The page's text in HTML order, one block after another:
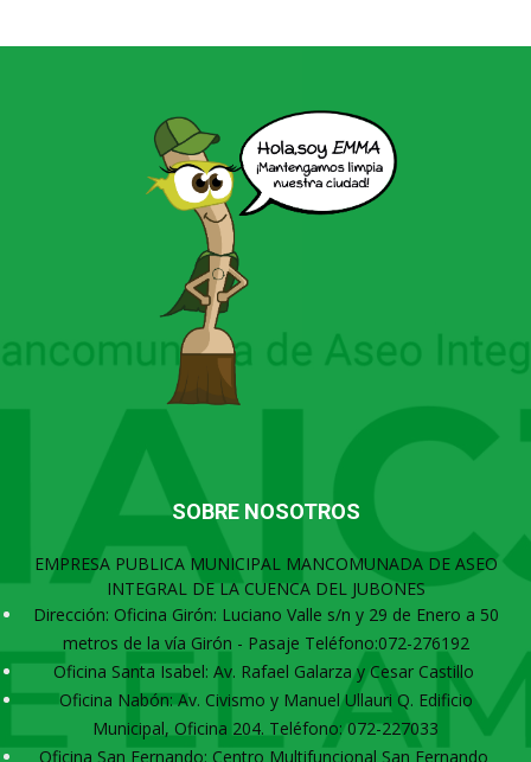
SOBRE NOSOTROS
EMPRESA PUBLICA MUNICIPAL MANCOMUNADA DE ASEO
INTEGRAL DE LA CUENCA DEL JUBONES
Dirección: Oficina Girón: Luciano Valle s/n y 29 de Enero a 50
metros de la vía Girón - Pasaje Teléfono:072-276192
Oficina Santa Isabel: Av. Rafael Galarza y Cesar Castillo
Oficina Nabón: Av. Civismo y Manuel Ullauri Q. Edificio
Municipal, Oficina 204. Teléfono: 072-227033
Oficina San Fernando: Centro Multifuncional San Fernando